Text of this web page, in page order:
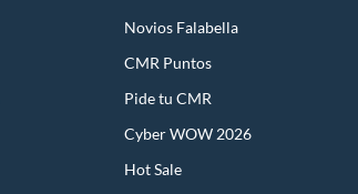
Novios Falabella
CMR Puntos
Pide tu CMR
Cyber WOW 2026
Hot Sale